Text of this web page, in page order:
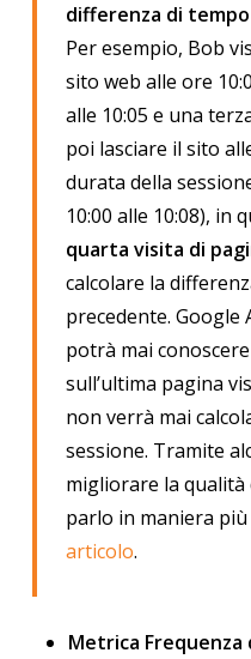
differenza di
Per esempio, Bob
sito web alle ore
alle 10:05 e una
poi lasciare il sito
durata della
10:00 alle 10:08), in
quarta visita di
calcolare la
precedente. Google
potrà mai
sull’ultima pagina
non verrà mai
sessione. Tramite
migliorare la qualità
parlo in maniera
articolo.
Metrica Frequenza